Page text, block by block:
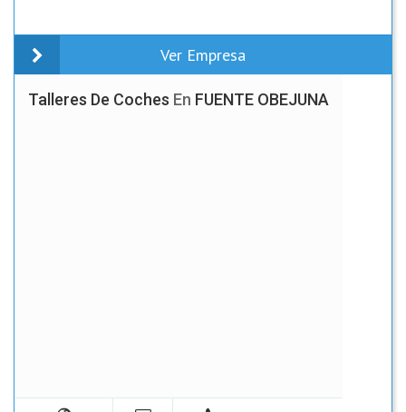
Ver Empresa
Talleres De Coches En FUENTE OBEJUNA